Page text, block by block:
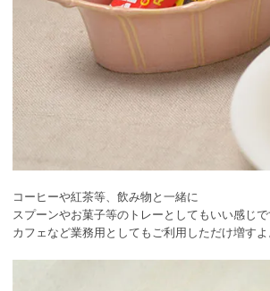
コーヒーや紅茶等、飲み物と一緒に
スプーンやお菓子等のトレーとしてもいい感じで
カフェなど業務用としてもご利用しただけ増すよ